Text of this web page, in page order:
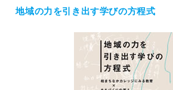
リ
地域の力を引き出す学びの方程式